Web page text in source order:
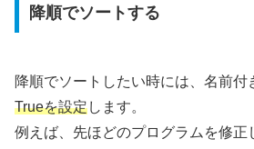
降順でソートする
降順でソートしたい時には、名前付
Trueを設定します。
例えば、先ほどのプログラムを修正